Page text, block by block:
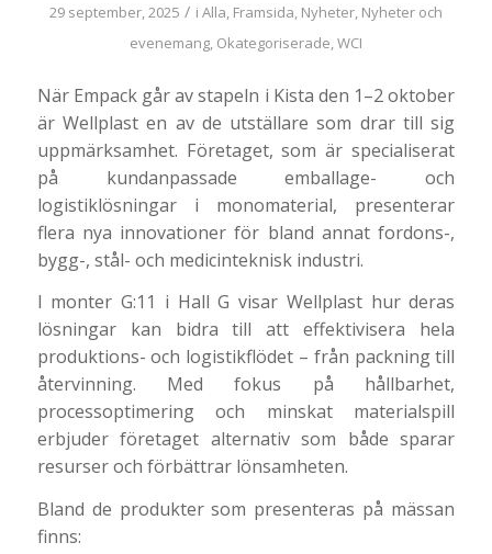
29 september, 2025 / i Alla, Framsida, Nyheter, Nyheter och
evenemang, Okategoriserade,WCI
När Empack går av stapeln i Kista den 1–2 oktober
är Wellplast en av de utställare som drar till sig
uppmärksamhet. Företaget, som är specialiserat
på kundanpassade emballage- och
logistiklösningar i monomaterial, presenterar
flera nya innovationer för bland annat fordons-,
bygg-, stål- och medicinteknisk industri.
I monter G:11 i Hall G visar Wellplast hur deras
lösningar kan bidra till att effektivisera hela
produktions- och logistikflödet – från packning till
återvinning. Med fokus på hållbarhet,
processoptimering och minskat materialspill
erbjuder företaget alternativ som både sparar
resurser och förbättrar lönsamheten.
Bland de produkter som presenteras på mässan
finns: